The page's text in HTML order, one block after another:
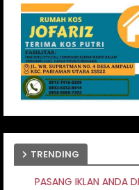
TRENDING
DISINI